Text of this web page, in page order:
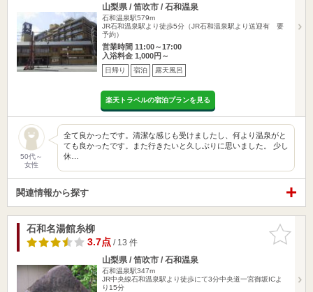
山梨県 / 笛吹市 / 石和温泉
石和温泉駅579m
JR石和温泉駅より徒歩5分（JR石和温泉駅より送迎有 要
予約）
営業時間 11:00～17:00
入浴料金 1,000円～
日帰り 宿泊 露天風呂
楽天トラベルの宿泊プランを見る
50代～
女性
全て良かったです。清潔な感じも受けましたし、何より温泉がと
ても良かったです。また行きたいと久しぶりに思いました。 少し
休…
関連情報から探す
お気に入
りに追加
石和名湯館糸柳
3.7点/ 13 件
山梨県 / 笛吹市 / 石和温泉
石和温泉駅347m
JR中央線石和温泉駅より徒歩にて3分中央道一宮御坂ICよ
り15分